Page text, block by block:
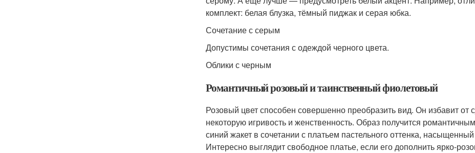
комплект: белая блузка, тёмный пиджак и серая юбка.
Сочетание с серым
Допустимы сочетания с одеждой черного цвета.
Облики с черным
Романтичный розовый и таинственный фиолетовый
Розовый цвет способен совершенно преобразить вид. Он избавит от
некоторую игривость и женственность. Образ получится
синий жакет в сочетании с платьем пастельного оттенка,
Интересно выглядит свободное платье, если его дополнить ярко-